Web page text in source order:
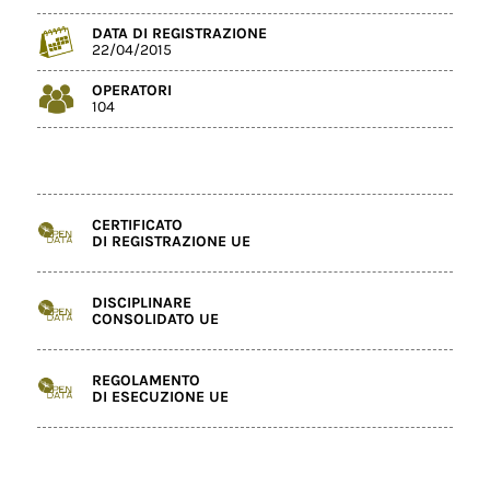
DATA DI REGISTRAZIONE
22/04/2015
OPERATORI
104
CERTIFICATO
DI REGISTRAZIONE UE
DISCIPLINARE
CONSOLIDATO UE
REGOLAMENTO
DI ESECUZIONE UE